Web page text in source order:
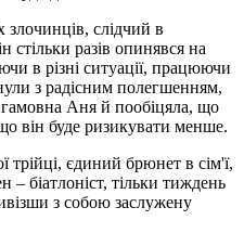
злочинців, слідчий в
разів опинявся на
в різні ситуації, працюючи
з радісним полегшенням,
Аня й пообіцяла, що
він буде ризикувати менше.
єдиний брюнет в сім'ї,
біатлоніст, тільки тиждень
з собою заслужену